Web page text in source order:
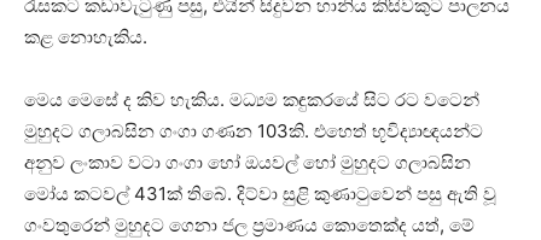
රැසකට කඩාවැටුණු පසු, එයින් සිදුවන හානිය කිසිවකුට පාලනය
කළ නොහැකිය.
මෙය මෙසේ ද කිව හැකිය. මධ්‍යම කඳුකරයේ සිට රට වටෙන්
මුහුදට ගලාබසින ගංගා ගණන 103කි. එහෙත් භූවිද්‍යාඥයන්ට
අනුව ලංකාව වටා ගංගා හෝ ඔයවල් හෝ මුහුදට ගලාබසින
මෝය කටවල් 431ක් තිබේ. දිට්වා සුළි කුණාටුවෙන් පසු ඇති වූ
ගංවතුරෙන් මුහුදට ගෙනා ජල ප්‍රමාණය කොතෙක්ද යත්, මේ